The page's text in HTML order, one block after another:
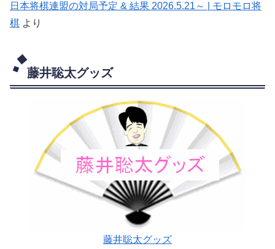
日本将棋連盟の対局予定 & 結果 2026.5.21～ | モロモロ将
棋 より
藤井聡太グッズ
藤井聡太グッズ